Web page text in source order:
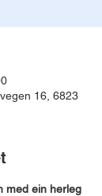
16, 6823
med ein herleg